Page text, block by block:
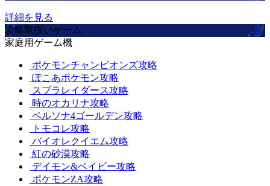
詳細を見る
攻略取扱いゲーム
家庭用ゲーム機
ポケモンチャンピオンズ攻略
ぽこあポケモン攻略
スプラレイダース攻略
時のオカリナ攻略
ペルソナ4ゴールデン攻略
トモコレ攻略
バイオレクイエム攻略
紅の砂漠攻略
デイモン&ベイビー攻略
ポケモンZA攻略